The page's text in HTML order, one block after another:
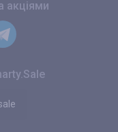
акціями